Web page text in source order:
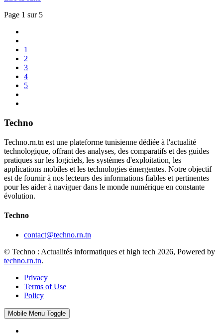
Page 1 sur 5
1
2
3
4
5
Techno
Techno.rn.tn est une plateforme tunisienne dédiée à l'actualité
technologique, offrant des analyses, des comparatifs et des guides
pratiques sur les logiciels, les systèmes d'exploitation, les
applications mobiles et les technologies émergentes. Notre objectif
est de fournir à nos lecteurs des informations fiables et pertinentes
pour les aider à naviguer dans le monde numérique en constante
évolution.
Techno
contact@techno.rn.tn
© Techno : Actualités informatiques et high tech 2026, Powered by
techno.rn.tn.
Privacy
Terms of Use
Policy
Mobile Menu Toggle